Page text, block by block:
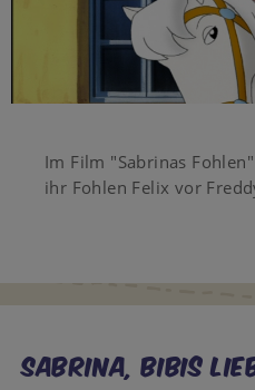
Im Film "Sabrinas
ihr Fohlen Felix vor
Sabrina, Bibis